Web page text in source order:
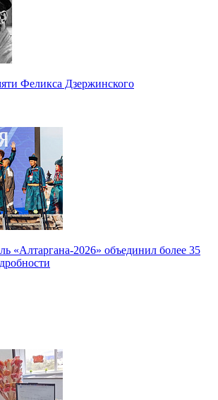
Феликса Дзержинского
«Алтаргана-2026» объединил более 35